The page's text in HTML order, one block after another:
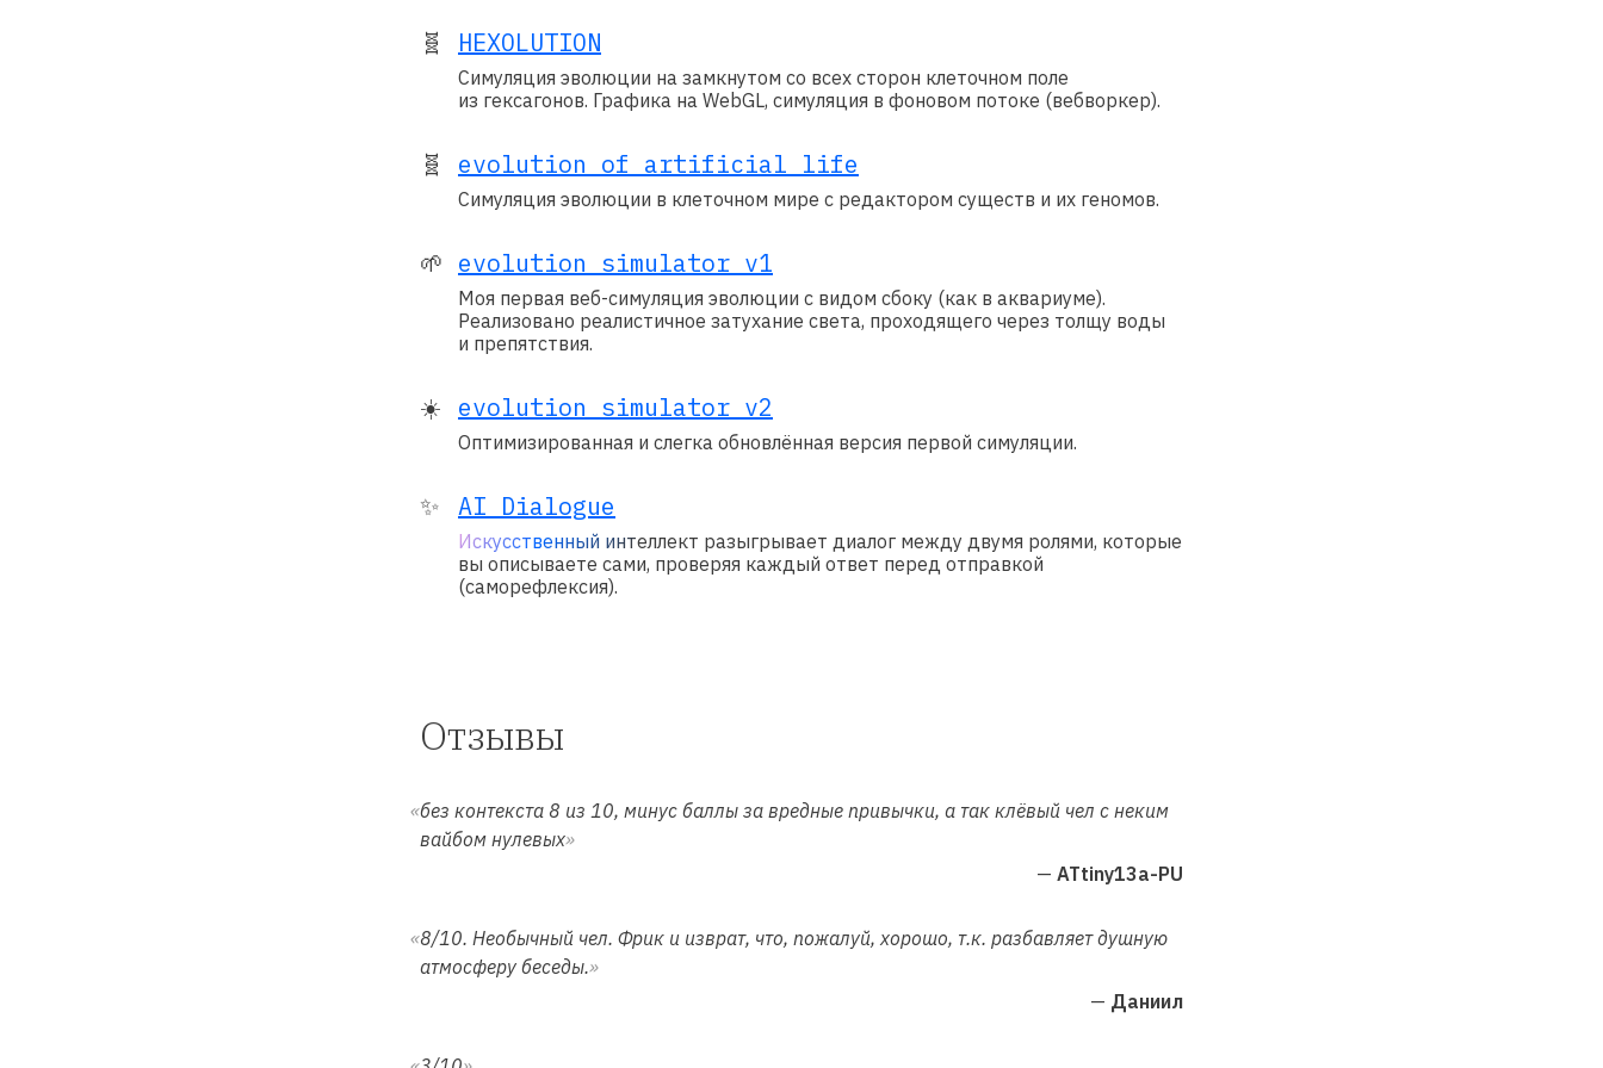
🧬 HEXOLUTION
в
новой
Симуляция эволюции на замкнутом со всех сторон клеточном поле
из гексагонов. Графика на WebGL, симуляция в фоновом потоке (вебворкер).
🧬 evolution of artificial life
в
новой
Симуляция эволюции в клеточном мире с редактором существ и их геномов.
🌱 evolution simulator v1
в
новой
Моя первая веб-симуляция эволюции с видом сбоку (как в аквариуме).
Реализовано реалистичное затухание света, проходящего через толщу воды
и препятствия.
☀️ evolution simulator v2
в
Оптимизированная и слегка обновлённая версия первой симуляции.
✨ AI Dialogue
в
новой
вкладке)
Искусственный интеллект разыгрывает диалог между двумя ролями, которые
вы описываете сами, проверяя каждый ответ перед отправкой
(саморефлексия).
Отзывы
без контекста 8 из 10, минус баллы за вредные привычки, а так клёвый чел с неким
вайбом нулевых
— ATtiny13a-PU
8/10. Необычный чел. Фрик и изврат, что, пожалуй, хорошо, т.к. разбавляет душную
атмосферу беседы.
— Даниил